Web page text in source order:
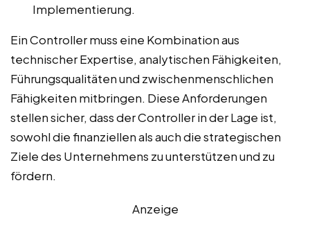
Implementierung.
Ein Controller muss eine Kombination aus
technischer Expertise, analytischen Fähigkeiten,
Führungsqualitäten und zwischenmenschlichen
Fähigkeiten mitbringen. Diese Anforderungen
stellen sicher, dass der Controller in der Lage ist,
sowohl die finanziellen als auch die strategischen
Ziele des Unternehmens zu unterstützen und zu
fördern.
Anzeige